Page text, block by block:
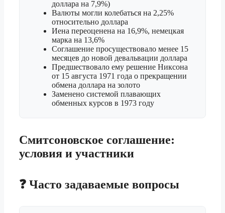
доллара на 7,9%)
Валюты могли колебаться на 2,25%
относительно доллара
Иена переоценена на 16,9%, немецкая
марка на 13,6%
Соглашение просуществовало менее 15
месяцев до новой девальвации доллара
Предшествовало ему решение Никсона
от 15 августа 1971 года о прекращении
обмена доллара на золото
Заменено системой плавающих
обменных курсов в 1973 году
Смитсоновское соглашение:
условия и участники
❓ Часто задаваемые вопросы